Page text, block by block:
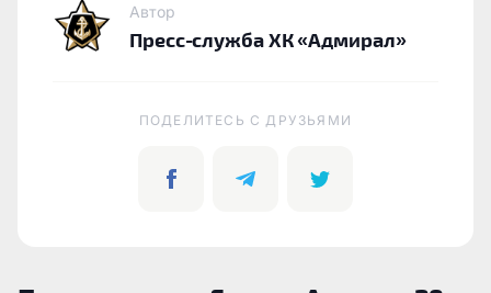
Автор
Пресс-служба ХК «Адмирал»
ПОДЕЛИТЕСЬ C ДРУЗЬЯМИ